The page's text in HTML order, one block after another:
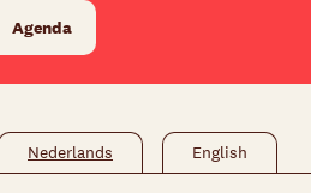
Agenda
Nederlands English